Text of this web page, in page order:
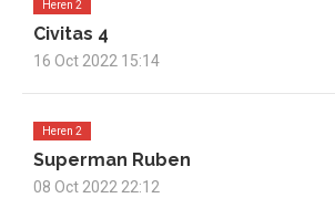
Heren 2
Civitas 4
16 Oct 2022 15:14
Heren 2
Superman Ruben
08 Oct 2022 22:12